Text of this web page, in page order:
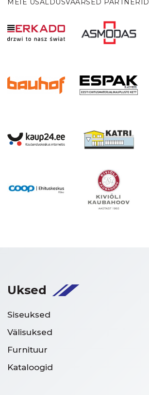
MEIE USALDUSVÄÄRSED PARTNERID
Uksed
Siseuksed
Välisuksed
Furnituur
Kataloogid